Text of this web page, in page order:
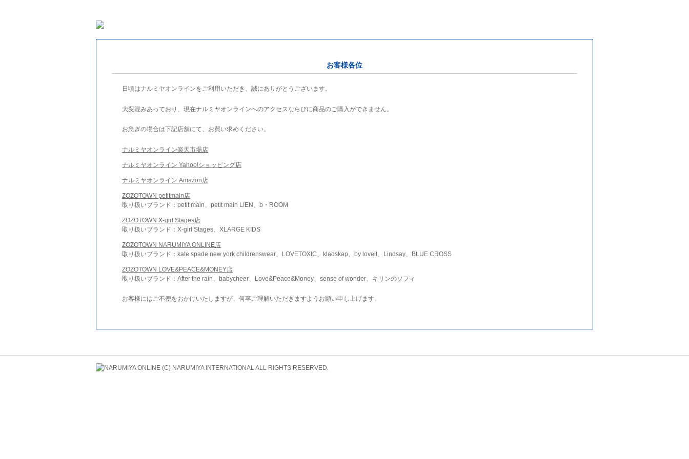
お客様各位
日頃はナルミヤオンラインをご利用いただき、誠にありがとうございます。
大変混みあっており、現在ナルミヤオンラインへのアクセスならびに商品のご購入ができません。
お急ぎの場合は下記店舗にて、お買い求めください。
ナルミヤオンライン楽天市場店
ナルミヤオンライン Yahoo!ショッピング店
ナルミヤオンライン Amazon店
ZOZOTOWN petitmain店
取り扱いブランド：petit main、petit main LIEN、b・ROOM
ZOZOTOWN X-girl Stages店
取り扱いブランド：X-girl Stages、XLARGE KIDS
ZOZOTOWN NARUMIYA ONLINE店
取り扱いブランド：kate spade new york childrenswear、LOVETOXIC、kladskap、by loveit、Lindsay、BLUE CROSS
ZOZOTOWN LOVE&PEACE&MONEY店
取り扱いブランド：After the rain、babycheer、Love&Peace&Money、sense of wonder、キリンのソフィ
お客様にはご不便をおかけいたしますが、何卒ご理解いただきますようお願い申し上げます。